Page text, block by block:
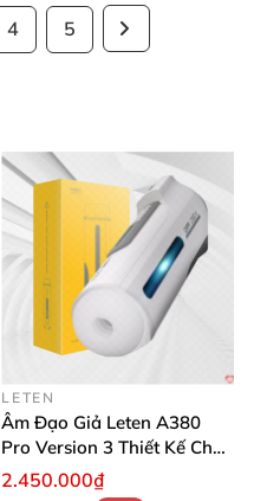
4 5
LETEN
Âm Đạo Giả Leten A380
Pro Version 3 Thiết Kế Chân
Thực
2.450.000₫